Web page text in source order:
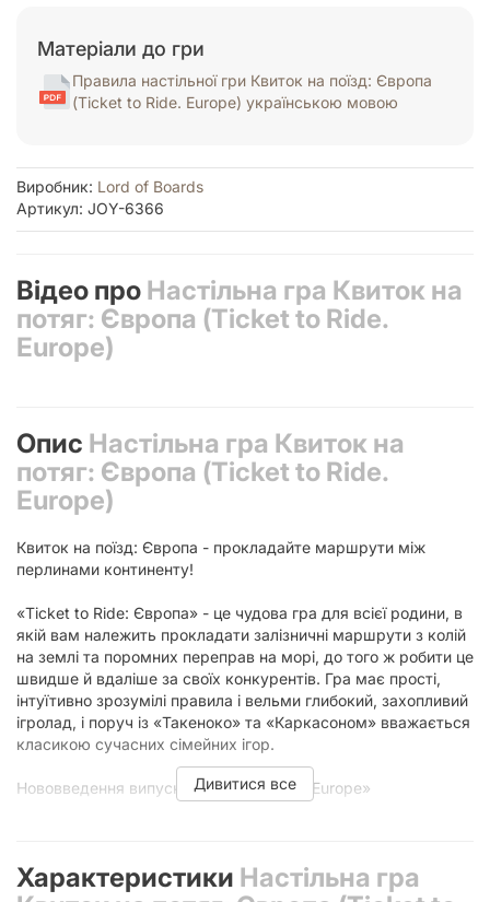
Матеріали до гри
Правила настільної гри Квиток на поїзд: Європа
(Ticket to Ride. Europe) українською мовою
Виробник: Lord of Boards
Артикул: JOY-6366
Відео про Настільна гра Квиток на
потяг: Європа (Ticket to Ride.
Europe)
Опис Настільна гра Квиток на
потяг: Європа (Ticket to Ride.
Europe)
Квиток на поїзд: Європа - прокладайте маршрути між
перлинами континенту!
«Ticket to Ride: Європа» - це чудова гра для всієї родини, в
якій вам належить прокладати залізничні маршрути з колій
на землі та поромних переправ на морі, до того ж робити це
швидше й вдаліше за своїх конкурентів. Гра має прості,
інтуїтивно зрозумілі правила і вельми глибокий, захопливий
ігролад, і поруч із «Такеноко» та «Каркасоном» вважається
класикою сучасних сімейних ігор.
Нововведення випуску «Ticket to Ride. Europe»
нововведень:
Дивитися все
Характеристики Настільна гра